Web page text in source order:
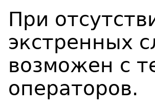
При
экстренных
возможен с
операторов.